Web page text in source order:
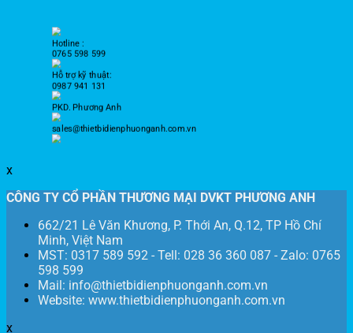
Hotline :
0765 598 599
Hỗ trợ kỹ thuật:
0987 941 131
PKD. Phương Anh
sales@thietbidienphuonganh.com.vn
x
CÔNG TY CỔ PHẦN THƯƠNG MẠI DVKT PHƯƠNG ANH
662/21 Lê Văn Khương, P. Thới An, Q.12, TP Hồ Chí
Minh, Việt Nam
MST: 0317 589 592 - Tell: 028 36 360 087 - Zalo: 0765
598 599
Mail: info@thietbidienphuonganh.com.vn
Website: www.thietbidienphuonganh.com.vn
x